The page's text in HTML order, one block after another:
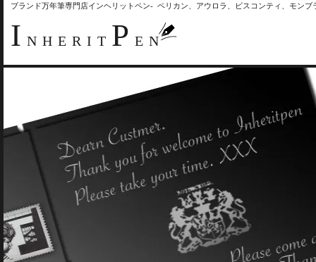
ブランド万年筆専門店インヘリットペン- ペリカン、アウロラ、ビスコンティ、モン
I NHERIT P EN